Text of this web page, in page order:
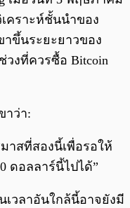
เคราะห์ชั้นนำของ
าขึ้นระยะยาวของ
งที่ควรซื้อ Bitcoin
าว่า:
าสที่สองนี้เพื่อรอให้
ดอลลาร์นี้ไปได้”
เวลาอันใกล้นี้อาจยังมี